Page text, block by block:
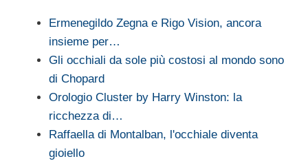
Ermenegildo Zegna e Rigo Vision, ancora
insieme per…
Gli occhiali da sole più costosi al mondo sono
di Chopard
Orologio Cluster by Harry Winston: la
ricchezza di…
Raffaella di Montalban, l'occhiale diventa
gioiello